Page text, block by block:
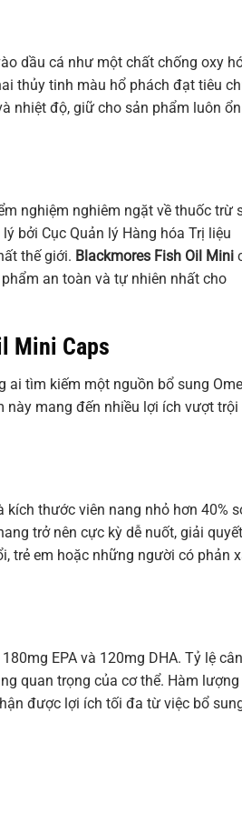
dầu cá như một chất chống oxy
thủy tinh màu hổ phách đạt tiêu
nhiệt độ, giữ cho sản phẩm luôn ổn
nghiệm nghiêm ngặt về thuốc trừ
bởi Cục Quản lý Hàng hóa Trị liệu
thế giới. Blackmores Fish Oil Mini
an toàn và tự nhiên nhất cho
Mini Caps
ai tìm kiếm một nguồn bổ sung
mang đến nhiều lợi ích vượt trội
kích thước viên nang nhỏ hơn 40%
trở nên cực kỳ dễ nuốt, giải quyết
trẻ em hoặc những người có phản
EPA và 120mg DHA. Tỷ lệ cân
quan trọng của cơ thể. Hàm lượng
được lợi ích tối đa từ việc bổ